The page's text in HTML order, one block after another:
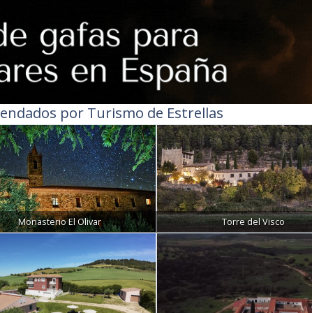
por Turismo de Estrellas
Monasterio El Olivar Torre del Visco